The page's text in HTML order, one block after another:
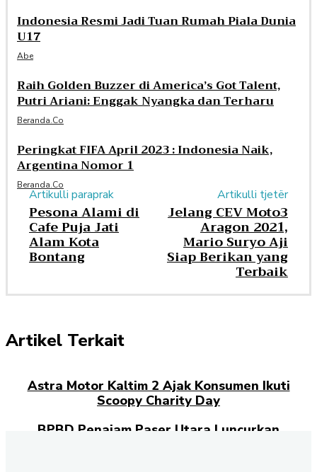
Indonesia Resmi Jadi Tuan Rumah Piala Dunia
U17
Abe
Raih Golden Buzzer di America’s Got Talent,
Putri Ariani: Enggak Nyangka dan Terharu
Beranda.co
Peringkat FIFA April 2023 : Indonesia Naik,
Argentina Nomor 1
Beranda.co
Artikulli paraprak
Pesona Alami di
Cafe Puja Jati
Alam Kota
Bontang
Artikulli tjetër
Jelang CEV Moto3
Aragon 2021,
Mario Suryo Aji
Siap Berikan yang
Terbaik
Artikel Terkait
Astra Motor Kaltim 2 Ajak Konsumen Ikuti
Scoopy Charity Day
BPBD Penajam Paser Utara Luncurkan